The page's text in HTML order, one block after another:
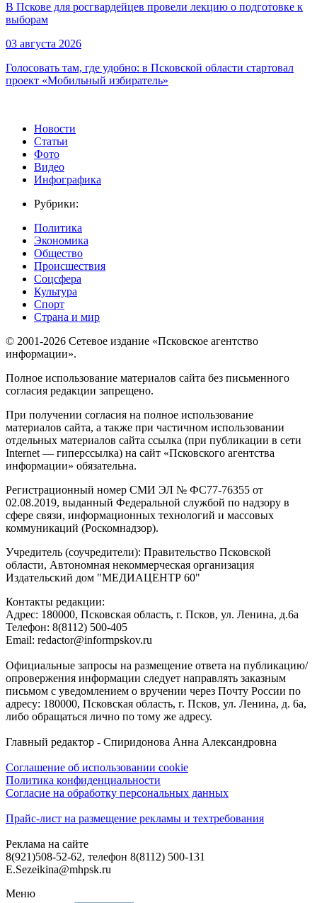
В Пскове для росгвардейцев провели лекцию о подготовке к
выборам
03 августа 2026
Голосовать там, где удобно: в Псковской области стартовал
проект «Мобильный избиратель»
Новости
Статьи
Фото
Видео
Инфографика
Рубрики:
Политика
Экономика
Общество
Происшествия
Соцсфера
Культура
Спорт
Страна и мир
© 2001-2026 Сетевое издание «Псковское агентство
информации».
Полное использование материалов сайта без письменного
согласия редакции запрещено.
При получении согласия на полное использование
материалов сайта, а также при частичном использовании
отдельных материалов сайта ссылка (при публикации в сети
Internet — гиперссылка) на сайт «Псковского агентства
информации» обязательна.
Регистрационный номер СМИ ЭЛ № ФС77-76355 от
02.08.2019, выданный Федеральной службой по надзору в
сфере связи, информационных технологий и массовых
коммуникаций (Роскомнадзор).
Учредитель (соучредители): Правительство Псковской
области, Автономная некоммерческая организация
Издательский дом "МЕДИАЦЕНТР 60"
Контакты редакции:
Адреc: 180000, Псковская область, г. Псков, ул. Ленина, д.6а
Телефон: 8(8112) 500-405
Email: redactor@informpskov.ru
Официальные запросы на размещение ответа на публикацию/
опровержения информации следует направлять заказным
письмом с уведомлением о вручении через Почту России по
адресу: 180000, Псковская область, г. Псков, ул. Ленина, д. 6а,
либо обращаться лично по тому же адресу.
Главный редактор - Спиридонова Анна Александровна
Соглашение об использовании cookie
Политика конфиденциальности
Согласие на обработку персональных данных
Прайс-лист на размещение рекламы и техтребования
Реклама на сайте
8(921)508-52-62, телефон 8(8112) 500-131
E.Sezeikina@mhpsk.ru
Меню